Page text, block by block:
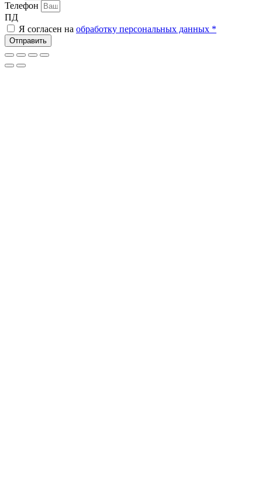
Телефон
ПД
Я согласен на обработку персональных данных *
Отправить